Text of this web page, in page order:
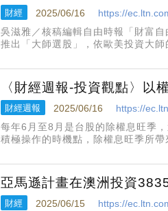
財經 2025/06/16
https://
吳滋雅／核稿編輯自由時報「財富
推出「大師選股」，依歐美投資大
〈財經週報-投資觀點〉以
財經週報 2025/06/16
https://
每年6月至8月是台股的除權息旺季
積極操作的時機點，除權息旺季所
往往在除權息前出現一波
亞馬遜計畫在澳洲投資
財經 2025/06/15
https://